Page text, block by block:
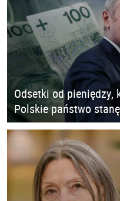
Odsetki od pieniędzy,
Polskie państwo